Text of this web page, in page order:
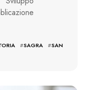
#SAGRA #SAN